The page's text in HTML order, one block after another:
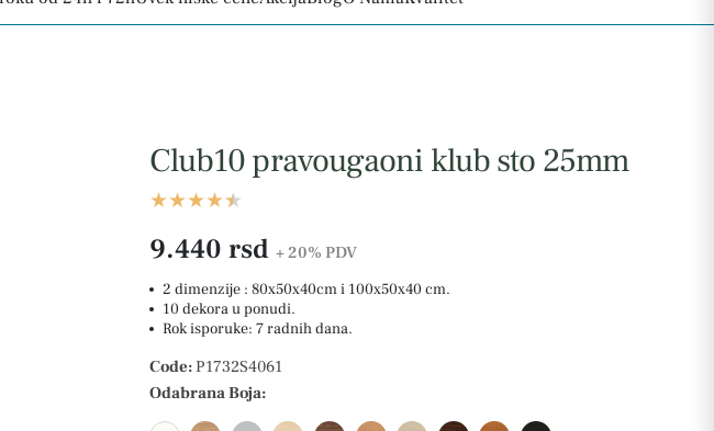
Club10 pravougaoni klub sto 25mm
9.440 rsd + 20% PDV
2 dimenzije : 80x50x40cm i 100x50x40 cm.
10 dekora u ponudi.
Rok isporuke: 7 radnih dana.
Code: P1732S4061
Odabrana Boja: